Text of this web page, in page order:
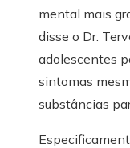
mental mais
disse o Dr.
adolescentes
sintomas
substâncias